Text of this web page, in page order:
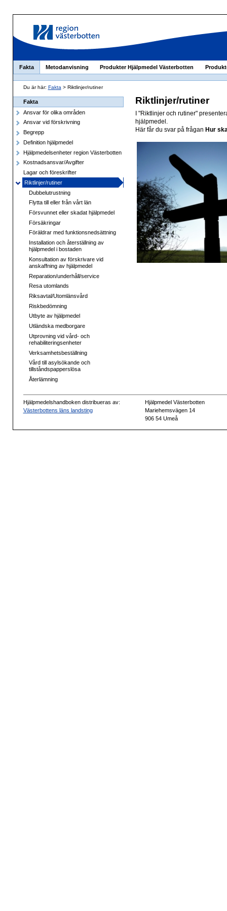
Fakta Metodanvisning Produkter Hjälpmedel Västerbotten
Du är här: Fakta > Riktlinjer/rutiner
Fakta
Ansvar för olika områden
Ansvar vid förskrivning
Begrepp
Definition hjälpmedel
Hjälpmedelsenheter region Västerbotten
Kostnadsansvar/Avgifter
Lagar och föreskrifter
Riktlinjer/rutiner
Dubbelutrustning
Flytta till eller från vårt län
Försvunnet eller skadat hjälpmedel
Försäkringar
Föräldrar med funktionsnedsättning
Installation och återställning av
hjälpmedel i bostaden
Konsultation av förskrivare vid
anskaffning av hjälpmedel
Reparation/underhåll/service
Resa utomlands
Riksavtal/Utomlänsvård
Riskbedömning
Utbyte av hjälpmedel
Utländska medborgare
Utprovning vid vård- och
rehabiliteringsenheter
Verksamhetsbeställning
Vård till asylsökande och
tillståndspapperslösa
Återlämning
Riktlinjer/rutiner
I "Riktlinjer och rutiner"
hjälpmedel.
Här får du svar på frågan Hur
Hjälpmedelshandboken distribueras av:
Västerbottens läns landsting
Hjälpmedel Västerbotten
Mariehemsvägen 14
906 54 Umeå